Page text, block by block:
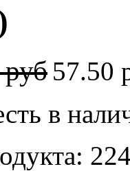
57.50
в